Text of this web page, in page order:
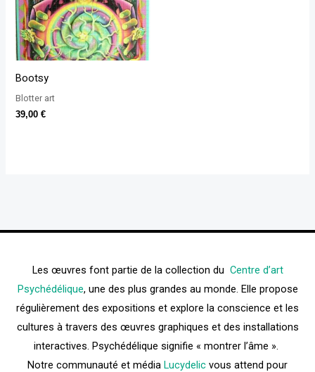
Bootsy
Blotter art
39,00€
Les œuvres font partie de la collection du Centre d’art
Psychédélique, une des plus grandes au monde. Elle propose
régulièrement des expositions et explore la conscience et les
cultures à travers des œuvres graphiques et des installations
interactives. Psychédélique signifie « montrer l’âme ».
Notre communauté et média Lucydelic vous attend pour